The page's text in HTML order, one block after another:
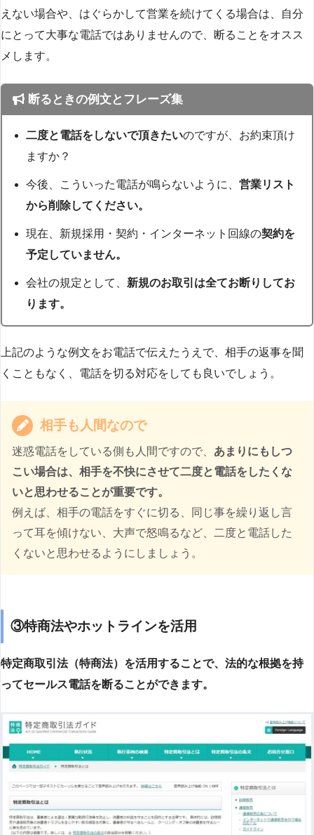
えない場合や、はぐらかして営業を続けてくる場合は、自分
にとって大事な電話ではありませんので、断ることをオスス
メします。
断るときの例文とフレーズ集
二度と電話をしないで頂きたいのですが、お約束頂け
ますか？
今後、こういった電話が鳴らないように、営業リスト
から削除してください。
現在、新規採用・契約・インターネット回線の契約を
予定していません。
会社の規定として、 新規のお取引は全てお断りしてお
ります。
上記のような例文をお電話で伝えたうえで、相手の返事を聞
くこともなく、電話を切る対応をしても良いでしょう。
相手も人間なので
迷惑電話をしている側も人間ですので、 あまりにもしつ
こい場合は、相手を不快にさせて二度と電話をしたくな
いと思わせることが重要です。
例えば、相手の電話をすぐに切る、同じ事を繰り返し言
って耳を傾けない、大声で怒鳴るなど、二度と電話した
くないと思わせるようにしましょう。
③特商法やホットラインを活用
特定商取引法（特商法）を活用することで、法的な根拠を持
ってセールス電話を断ることができます。